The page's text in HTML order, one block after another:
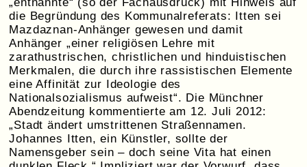
die Begründung des Kommunalreferats: Itten sei
Mazdaznan-Anhänger gewesen und damit
Anhänger „einer religiösen Lehre mit
zarathustrischen, christlichen und hinduistischen
Merkmalen, die durch ihre rassistischen Elemente
eine Affinität zur Ideologie des
Nationalsozialismus aufweist“. Die Münchner
Abendzeitung kommentierte am 12. Juli 2012:
„Stadt ändert umstrittenen Straßennamen.
Johannes Itten, ein Künstler, sollte der
Namensgeber sein – doch seine Vita hat einen